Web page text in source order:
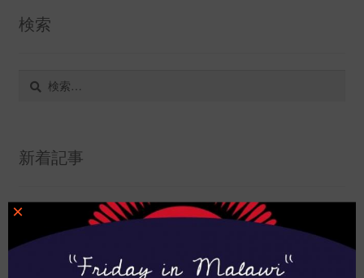
検索
新着記事
夏季期間/大型連休に伴う発送スケジュール変更のお知らせ
×